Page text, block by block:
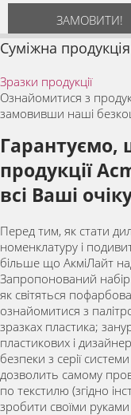
ЗАМОВИТИ!
Суміжна продукція
Зразки продукції
Ознайомитися з
замовивши наші
Гарантуємо,
продукції
всі Ваші
Перед тим, як стати
номенклатуру і
більше що АкміЛайт
Запропонований набір
як світяться
ознайомитися з
зразках пластика;
пластикових і
безпеки з серії
дозволить самому
по текстилю (згідно
зробити своїми